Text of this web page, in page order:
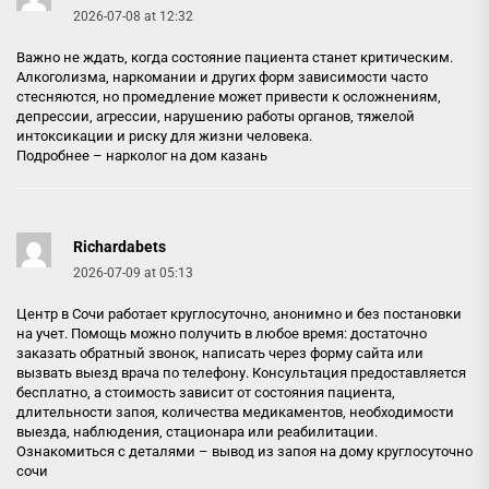
2026-07-08 at 12:32
Важно не ждать, когда состояние пациента станет критическим.
Алкоголизма, наркомании и других форм зависимости часто
стесняются, но промедление может привести к осложнениям,
депрессии, агрессии, нарушению работы органов, тяжелой
интоксикации и риску для жизни человека.
Подробнее – нарколог на дом казань
Richardabets
2026-07-09 at 05:13
Центр в Сочи работает круглосуточно, анонимно и без постановки
на учет. Помощь можно получить в любое время: достаточно
заказать обратный звонок, написать через форму сайта или
вызвать выезд врача по телефону. Консультация предоставляется
бесплатно, а стоимость зависит от состояния пациента,
длительности запоя, количества медикаментов, необходимости
выезда, наблюдения, стационара или реабилитации.
Ознакомиться с деталями – вывод из запоя на дому круглосуточно
сочи